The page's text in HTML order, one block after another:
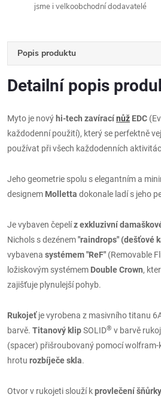
jsme i velkoobchodní dodavatelé
Popis produktu
Detailní popis
Myto je nový hi-tech zavíracínůž EDC
každodenní použití), který se perfektně
používat při všech každodenních
Jeho geometrie spolu s elegantním a
designem Molletta dokonale ladí s jeho
Je vybaven čepelíz exkluzivní
Nichols s dezénem"raindrops" (dešťové
vybavena systémem "ReF" (Removable
ložiskovým systémem Double Crown,
zajišťuje plynulejší pohyb.
Rukojeťje vyrobena z masivního titanu
barvě. Titanový klipSOLID® v barvě
(spacer) přišroubovaný pomocí
hrotu rozbíječe skla.
Otvor v rukojeti slouží kprovlečení šňůrky